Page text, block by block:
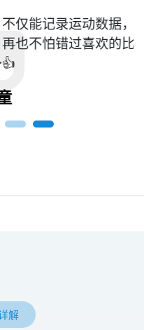
仅能记录运动数据，
也不怕错过喜欢的比
解